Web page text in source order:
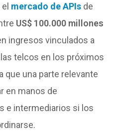
mercado de APIs de
US$ 100.000 millones
ingresos vinculados a
telcos en los próximos
que una parte relevante
en manos de
e intermediarios si los